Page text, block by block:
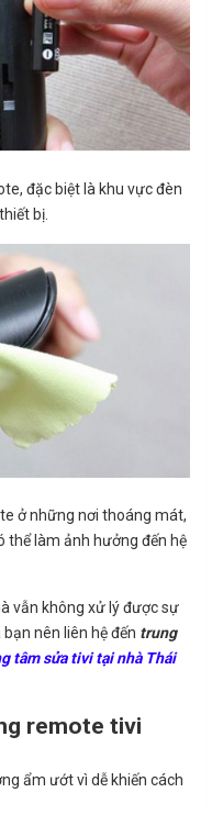
đặc biệt là khu vực đèn
bị.
ở những nơi thoáng mát,
thể làm ảnh hưởng đến hệ
vẫn không xử lý được sự
nên liên hệ đến trung
tâm sửa tivi tại nhà Thái
remote tivi
ẩm ướt vì dễ khiến cách